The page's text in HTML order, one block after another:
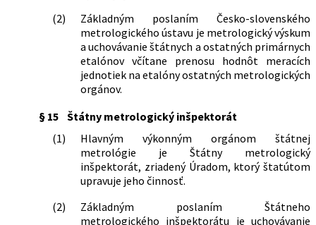
(2)
Základným poslaním Česko-slovenského
metrologického ústavu je metrologický výskum
a uchovávanie štátnych a ostatných primárnych
etalónov včítane prenosu hodnôt meracích
jednotiek na etalóny ostatných metrologických
orgánov.
§ 15 Štátny metrologický inšpektorát
(1)
Hlavným výkonným orgánom štátnej
metrológie je Štátny metrologický
inšpektorát, zriadený Úradom, ktorý štatútom
upravuje jeho činnosť.
(2)
Základným poslaním Štátneho
metrologického inšpektorátu je uchovávanie